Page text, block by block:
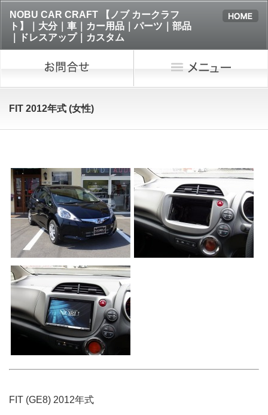
NOBU CAR CRAFT 【ノブ カークラフ
ト】｜大分｜車｜カー用品｜パーツ｜部品
｜ドレスアップ｜カスタム
FIT 2012年式 (女性)
FIT (GE8) 2012年式